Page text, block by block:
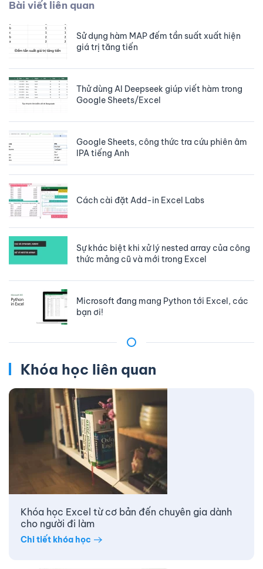
Bài viết liên quan
Sử dụng hàm MAP đếm tần suất xuất hiện
giá trị tăng tiến
Thử dùng AI Deepseek giúp viết hàm trong
Google Sheets/Excel
Google Sheets, công thức tra cứu phiên âm
IPA tiếng Anh
Cách cài đặt Add-in Excel Labs
Sự khác biệt khi xử lý nested array của công
thức mảng cũ và mới trong Excel
Microsoft đang mang Python tới Excel, các
bạn ơi!
Khóa học liên quan
Khóa học Excel từ cơ bản đến chuyên gia dành
cho người đi làm
Chi tiết khóa học